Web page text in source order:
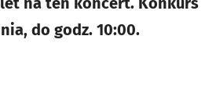
do godz. 10:00.